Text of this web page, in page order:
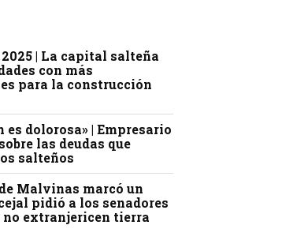
| La capital salteña
con más
para la construcción
es dolorosa» | Empresario
las deudas que
salteños
Malvinas marcó un
pidió a los senadores
no extranjericen tierra